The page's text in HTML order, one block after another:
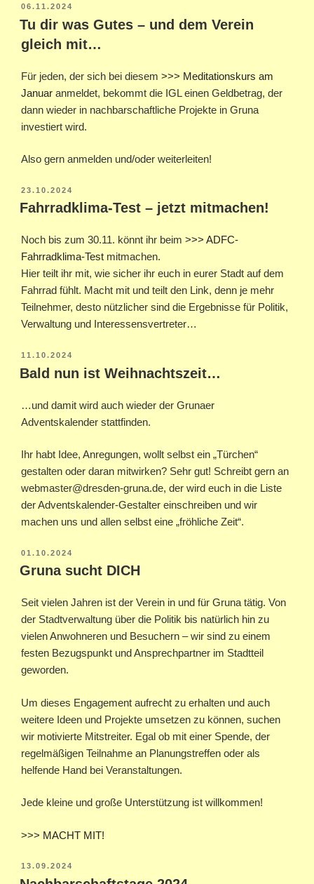
VERÖFFENTLICHT
AM
06.11.2024
Tu dir was Gutes – und dem Verein
gleich mit…
Für jeden, der sich bei diesem >>> Meditationskurs am
Januar anmeldet, bekommt die IGL einen Geldbetrag, der
dann wieder in nachbarschaftliche Projekte in Gruna
investiert wird.
Also gern anmelden und/oder weiterleiten!
VERÖFFENTLICHT
AM
23.10.2024
Fahrradklima-Test – jetzt mitmachen!
Noch bis zum 30.11. könnt ihr beim >>> ADFC-
Fahrradklima-Test mitmachen.
Hier teilt ihr mit, wie sicher ihr euch in eurer Stadt auf dem
Fahrrad fühlt. Macht mit und teilt den Link, denn je mehr
Teilnehmer, desto nützlicher sind die Ergebnisse für Politik,
Verwaltung und Interessensvertreter…
VERÖFFENTLICHT
AM
11.10.2024
Bald nun ist Weihnachtszeit…
…und damit wird auch wieder der Grunaer
Adventskalender stattfinden.
Ihr habt Idee, Anregungen, wollt selbst ein „Türchen“
gestalten oder daran mitwirken? Sehr gut! Schreibt gern an
webmaster@dresden-gruna.de, der wird euch in die Liste
der Adventskalender-Gestalter einschreiben und wir
machen uns und allen selbst eine „fröhliche Zeit“.
VERÖFFENTLICHT
AM
01.10.2024
Gruna sucht DICH
Seit vielen Jahren ist der Verein in und für Gruna tätig. Von
der Stadtverwaltung über die Politik bis natürlich hin zu
vielen Anwohneren und Besuchern – wir sind zu einem
festen Bezugspunkt und Ansprechpartner im Stadtteil
geworden.
Um dieses Engagement aufrecht zu erhalten und auch
weitere Ideen und Projekte umsetzen zu können, suchen
wir motivierte Mitstreiter. Egal ob mit einer Spende, der
regelmäßigen Teilnahme an Planungstreffen oder als
helfende Hand bei Veranstaltungen.
Jede kleine und große Unterstützung ist willkommen!
>>> MACHT MIT!
VERÖFFENTLICHT
AM
13.09.2024